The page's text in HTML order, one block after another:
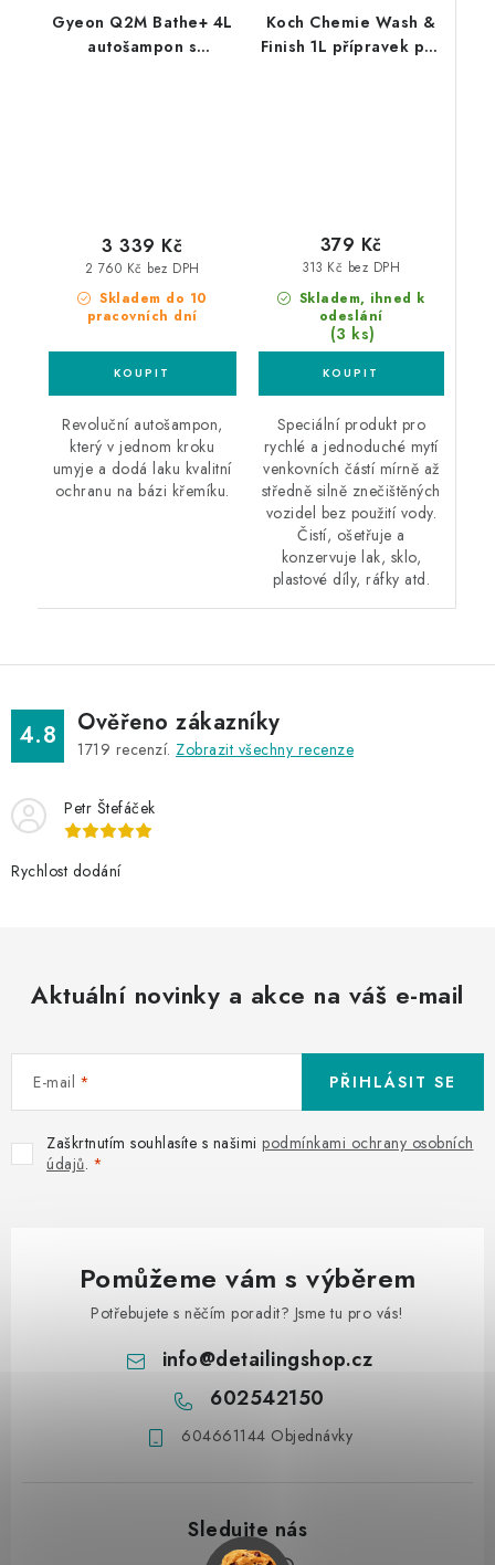
Gyeon Q2M Bathe+ 4L
autošampon s
Skladem do 10
pracovních dní
2 760 Kč bez DPH
3 339 Kč
Revoluční autošampon,
který v jednom kroku
umyje a dodá laku kvalitní
ochranu na bázi křemíku.
Koch Chemie Wash &
Finish 1L přípravek pro
Skladem, ihned k
odeslání
(3 ks)
313 Kč bez DPH
379 Kč
Speciální produkt pro
rychlé a jednoduché mytí
venkovních částí mírně až
středně silně znečištěných
vozidel bez použití vody.
Čistí, ošetřuje a
konzervuje lak, sklo,
plastové díly, ráfky atd.
4.8 Ověřeno zákazníky
1719 recenzí. Zobrazit všechny recenze
Petr Štefáček
Rychlost dodání
Aktuální novinky a akce na váš e-mail
E-mail
Zaškrtnutím souhlasíte s našimi podmínkami ochrany osobních
údajů.
PŘIHLÁSIT SE
Pomůžeme vám s výběrem
Potřebujete s něčím poradit? Jsme tu pro vás!
info@detailingshop.cz
602542150
604661144 Objednávky